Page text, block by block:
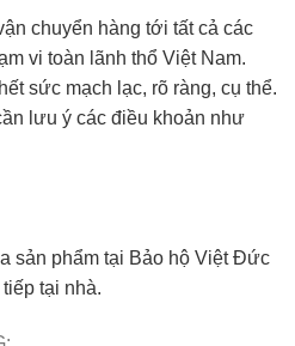
chuyển hàng tới tất cả các
vi toàn lãnh thổ Việt Nam.
sức mạch lạc, rõ ràng, cụ thể.
lưu ý các điều khoản như
sản phẩm tại Bảo hộ Việt Đức
tại nhà.